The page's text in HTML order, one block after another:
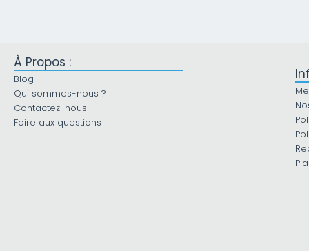
À Propos :
Blog
Qui sommes-nous ?
Contactez-nous
Foire aux questions